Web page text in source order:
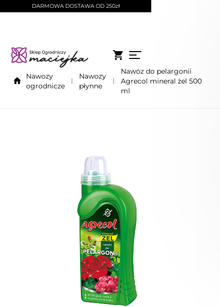
DARMOWA DOSTAWA OD 250zł
Nawozy
ogrodnicze
Nawozy
płynne
Nawóz do pelargonii
Agrecol mineral żel 500
ml